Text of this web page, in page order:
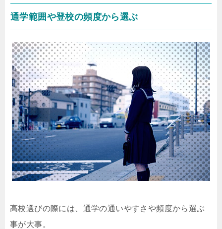
通学範囲や登校の頻度から選ぶ
高校選びの際には、通学の通いやすさや頻度から選ぶ
事が大事。